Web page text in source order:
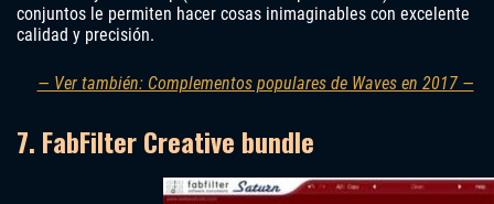
conjuntos le permiten hacer cosas inimaginables con excelente
calidad y precisión.
— Ver también: Complementos populares de Waves en 2017 —
7. FabFilter Creative bundle